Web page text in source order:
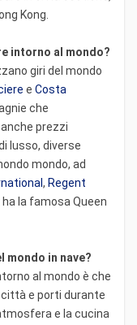
Kong.
intorno al mondo?
giri del mondo
e Costa
che
prezzi
lusso, diverse
mondo, ad
, Regent
ha la famosa Queen
mondo in nave?
al mondo è che
e porti durante
e la cucina